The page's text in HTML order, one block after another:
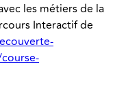
les métiers de la
Interactif de